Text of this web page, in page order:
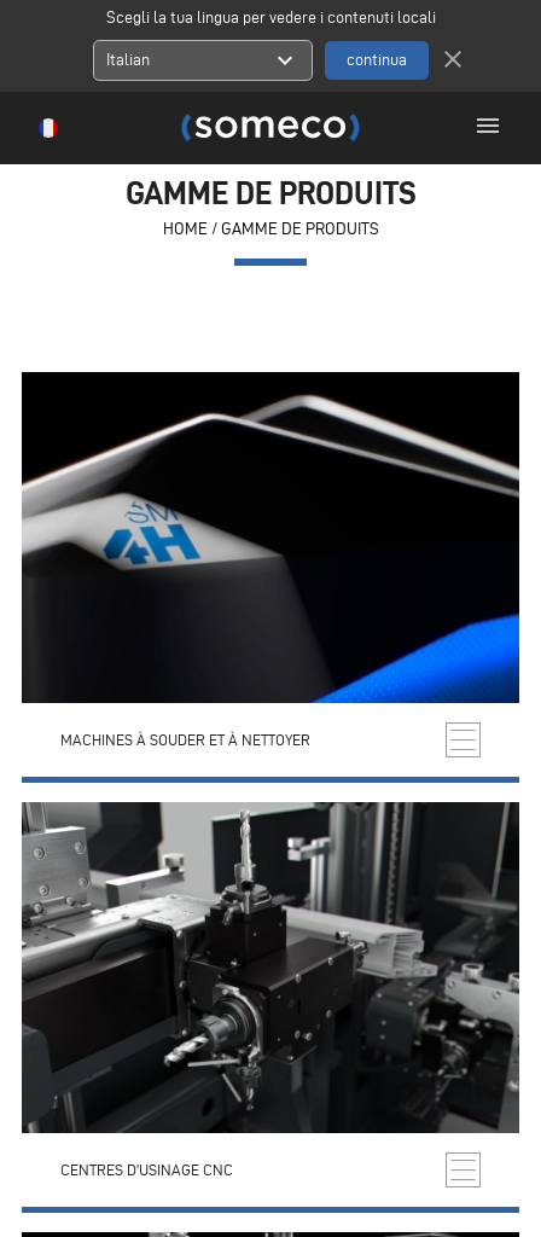
Scegli la tua lingua per vedere i contenuti locali
Italian expand_more close
menu
GAMME DE PRODUITS
HOME / GAMME DE PRODUITS
MACHINES À SOUDER ET À NETTOYER
CENTRES D'USINAGE CNC